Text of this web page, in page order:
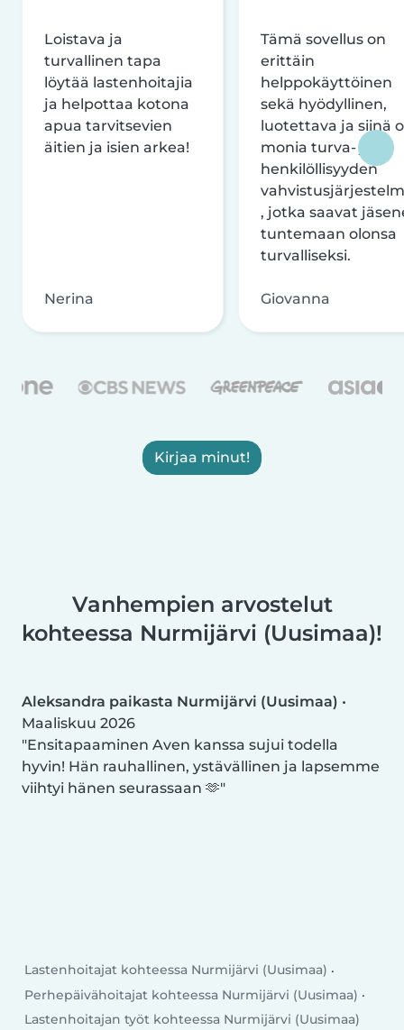
Loistava ja
turvallinen tapa
löytää lastenhoitajia
ja helpottaa kotona
apua tarvitsevien
äitien ja isien arkea!
Nerina
Tämä sovellus on
erittäin
helppokäyttöinen
sekä hyödyllinen,
luotettava ja siinä
monia turva- ja
henkilöllisyyden
, jotka saavat
tuntemaan olonsa
turvalliseksi.
Giovanna
Kirjaa minut!
Vanhempien arvostelut
kohteessa Nurmijärvi (Uusimaa)!
Aleksandra paikasta Nurmijärvi (Uusimaa) •
Maaliskuu 2026
Ensitapaaminen Aven kanssa sujui todella
hyvin! Hän rauhallinen, ystävällinen ja lapsemme
viihtyi hänen seurassaan 🫶
Lastenhoitajat kohteessa Nurmijärvi (Uusimaa)
Perhepäivähoitajat kohteessa Nurmijärvi (Uusimaa)
Lastenhoitajan työt kohteessa Nurmijärvi (Uusimaa)